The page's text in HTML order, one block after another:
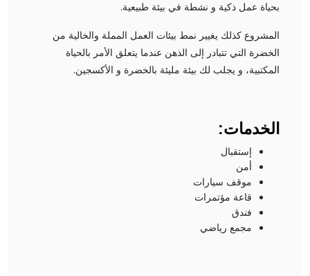
بحياة عمل ذكية و نشطة في بيئة طبيعية.
المشروع كذلك يغيير نمط بيئات العمل المملة والخالية من
الخضرة التي تتبادر إلى الذهن عندما يتعلق الأمر بالحياة
المكتبية، و يجلب لك بيئة مليئة بالخضرة و الأكسجين.
الخدمات:
إستقبال
أمن
موقف سيارات
قاعة مؤتمرات
فندق
مجمع رياضي